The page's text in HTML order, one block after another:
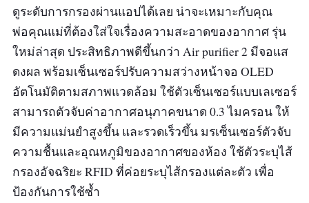
ดูระดับการกรองผ่านแอปได้เลย น่าจะเหมาะกับคุณ
พ่อคุณแม่ที่ต้องใส่ใจเรื่องความสะอาดของอากาศ รุ่น
ใหม่ล่าสุด ประสิทธิภาพดีขึ้นกว่า Air purifier 2 มีจอแส
ดงผล พร้อมเซ็นเซอร์ปรับความสว่างหน้าจอ OLED
อัตโนมัติตามสภาพแวดล้อม ใช้ตัวเซ็นเซอร์แบบเลเซอร์
สามารถตัวจับค่าอากาศอนุภาคขนาด 0.3 ไมครอน ให้
มีความแม่นยำสูงขึ้น และรวดเร็วขึ้น มรเซ็นเซอร์ตัวจับ
ความชื้นและอุณหภูมิของอากาศของห้อง ใช้ตัวระบุไส้
กรองอัจฉริยะ RFID ที่ค่อยระบุไส้กรองแต่ละตัว เพื่อ
ป้องกันการใช้ซ้ำ